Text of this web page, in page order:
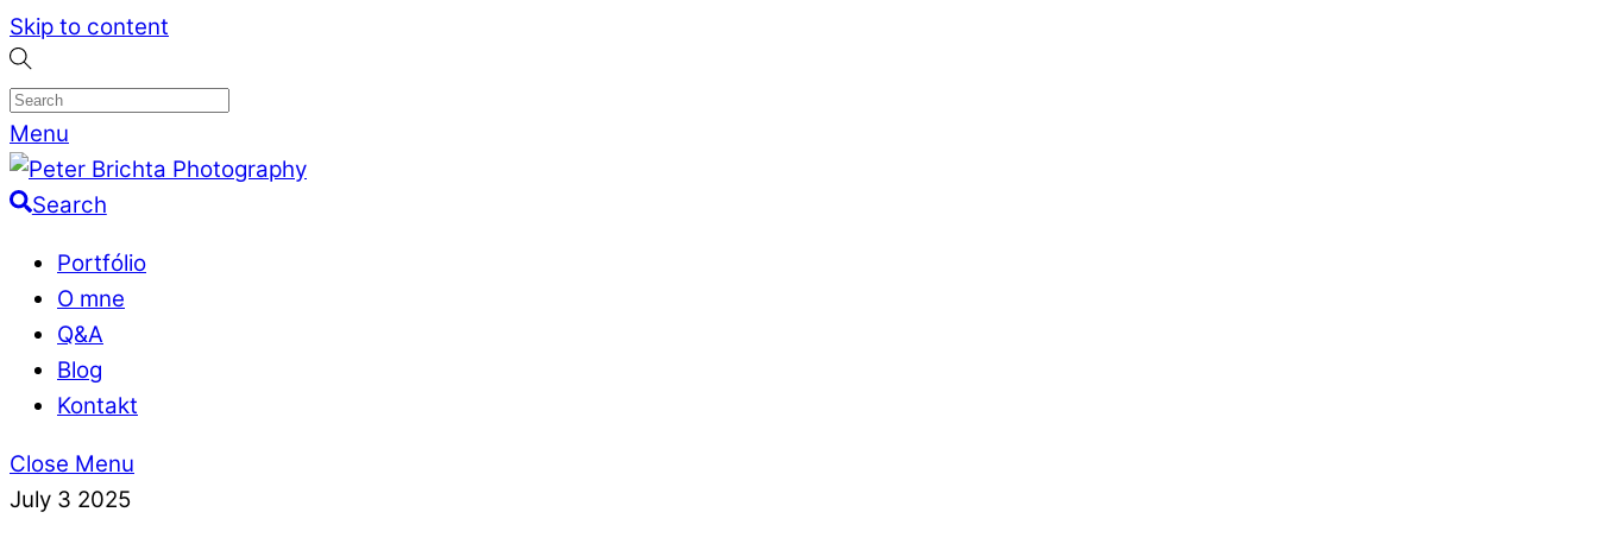
Skip to content
Menu
Search
Portfólio
O mne
Q&A
Blog
Kontakt
Close Menu
July 3 2025